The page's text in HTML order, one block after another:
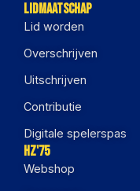
Lidmaatschap
Lid worden
Overschrijven
Uitschrijven
Contributie
Digitale spelerspas
HZ'75
Webshop